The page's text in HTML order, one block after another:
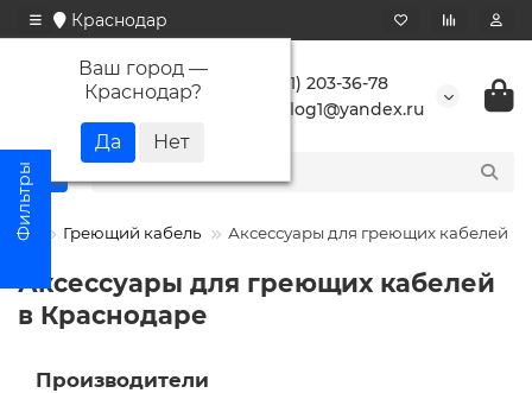
Краснодар
Ваш город —
Краснодар?
+7 (861) 203-36-78
buranlog1@yandex.ru
Греющий кабель Аксессуары для греющих кабелей
Аксессуары для греющих кабелей
в Краснодаре
Производители